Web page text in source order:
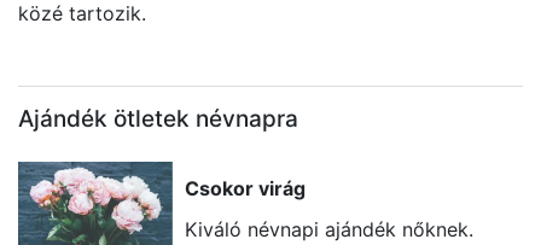
közé tartozik.
Ajándék ötletek névnapra
Csokor virág
Kiváló névnapi ajándék nőknek.